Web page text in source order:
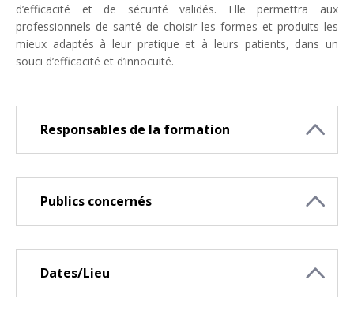
d’efficacité et de sécurité validés. Elle permettra aux
professionnels de santé de choisir les formes et produits les
mieux adaptés à leur pratique et à leurs patients, dans un
souci d’efficacité et d’innocuité.
Responsables de la formation
Publics concernés
Dates/Lieu